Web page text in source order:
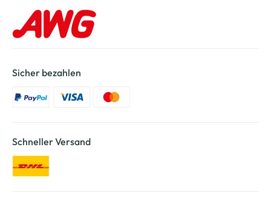
Sicher bezahlen
Schneller Versand